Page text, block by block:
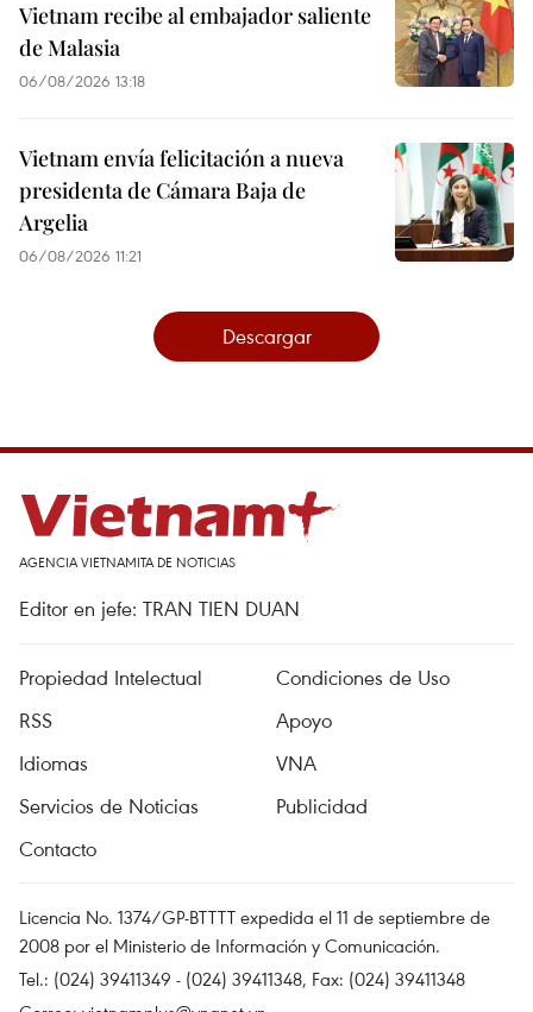
Vietnam recibe al embajador saliente
de Malasia
06/08/2026 13:18
Vietnam envía felicitación a nueva
presidenta de Cámara Baja de
Argelia
06/08/2026 11:21
Descargar
AGENCIA VIETNAMITA DE NOTICIAS
Editor en jefe: TRAN TIEN DUAN
Propiedad Intelectual
Condiciones de Uso
RSS
Apoyo
Idiomas
VNA
Servicios de Noticias
Publicidad
Contacto
Licencia No. 1374/GP-BTTTT expedida el 11 de septiembre de
2008 por el Ministerio de Información y Comunicación.
Tel.: (024) 39411349 - (024) 39411348, Fax: (024) 39411348